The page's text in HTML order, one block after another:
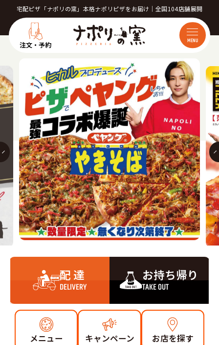
宅配ピザ「ナポリの窯」本格ナポリピザをお届け｜全国104店舗展開
注文・予約 MENU
配 達
DELIVERY
お持ち帰り
TAKE OUT
メニュー キャンペーン お店を探す